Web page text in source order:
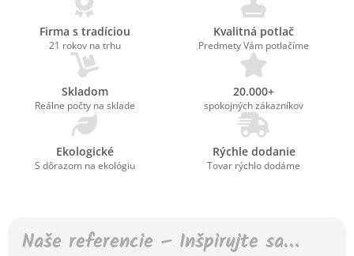
Firma s tradíciou
21 rokov na trhu
Kvalitná potlač
Predmety Vám potlačíme
Skladom
Reálne počty na sklade
20.000+
spokojných zákazníkov
Ekologické
S dôrazom na ekológiu
Rýchle dodanie
Tovar rýchlo dodáme
Naše referencie – Inšpirujte sa…